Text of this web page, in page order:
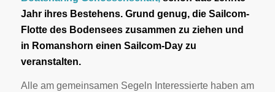
Jahr ihres Bestehens. Grund genug, die Sailcom-
Flotte des Bodensees zusammen zu ziehen und
in Romanshorn einen Sailcom-Day zu
veranstalten.
Alle am gemeinsamen Segeln Interessierte haben am